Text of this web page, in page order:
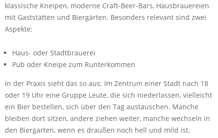
klassische Kneipen, moderne Craft-Beer-Bars, Hausbrauereien
mit Gaststätten und Biergärten. Besonders relevant sind zwei
Aspekte:
Haus- oder Stadtbrauerei
Pub oder Kneipe zum Runterkommen
In der Praxis sieht das so aus: Im Zentrum einer Stadt nach 18
oder 19 Uhr eine Gruppe Leute, die sich niederlassen, vielleicht
ein Bier bestellen, sich über den Tag austauschen. Manche
bleiben dort sitzen, andere ziehen weiter, manche wechseln in
den Biergarten, wenn es draußen noch hell und mild ist.